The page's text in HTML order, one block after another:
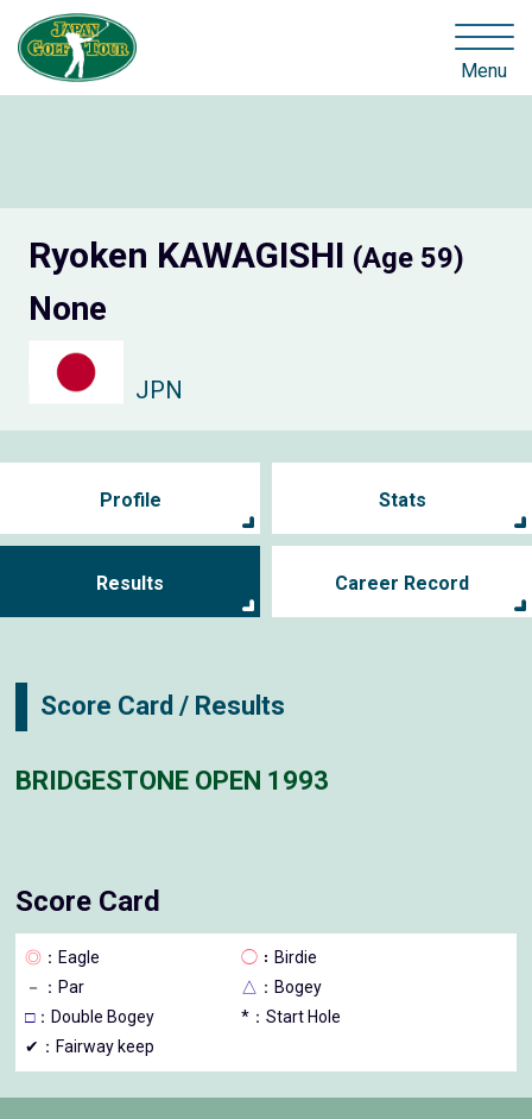
Menu
Ryoken KAWAGISHI (Age 59)
None
JPN
Profile Stats
Results Career Record
Score Card / Results
BRIDGESTONE OPEN 1993
Score Card
◎ ：Eagle ◯ ：Birdie
－
：Par △ ：Bogey
□：Double Bogey
*：Start Hole
✔：Fairway keep